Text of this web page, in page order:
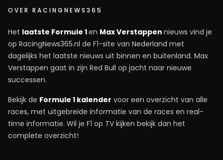
OVER RACINGNEWS365
Het laatste Formule 1en Max Verstappen nieuws vind je
op RacingNews365.nl de F1-site van Nederland met
dagelijks het laatste nieuws uit binnen en buitenland. Max
Verstappen gaat in zijn Red Bull op jacht naar nieuwe
successen.
Bekijk de Formule 1 kalender voor een overzicht van alle
races, met uitgebreide informatie van de races en real-
time informatie. Wil je F1 op TV kijken bekijk dan het
complete overzicht!